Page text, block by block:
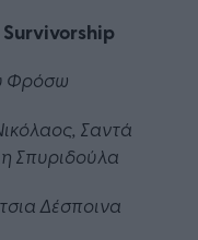
Φρόσω
Σαντά
Σπυριδούλα
Δέσποινα